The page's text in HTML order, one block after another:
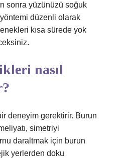
sonra yüzünüzü soğuk
yöntemi düzenli olarak
kısa sürede yok
nasıl
deneyim gerektirir. Burun
simetriyi
daraltmak için burun
yerlerden doku